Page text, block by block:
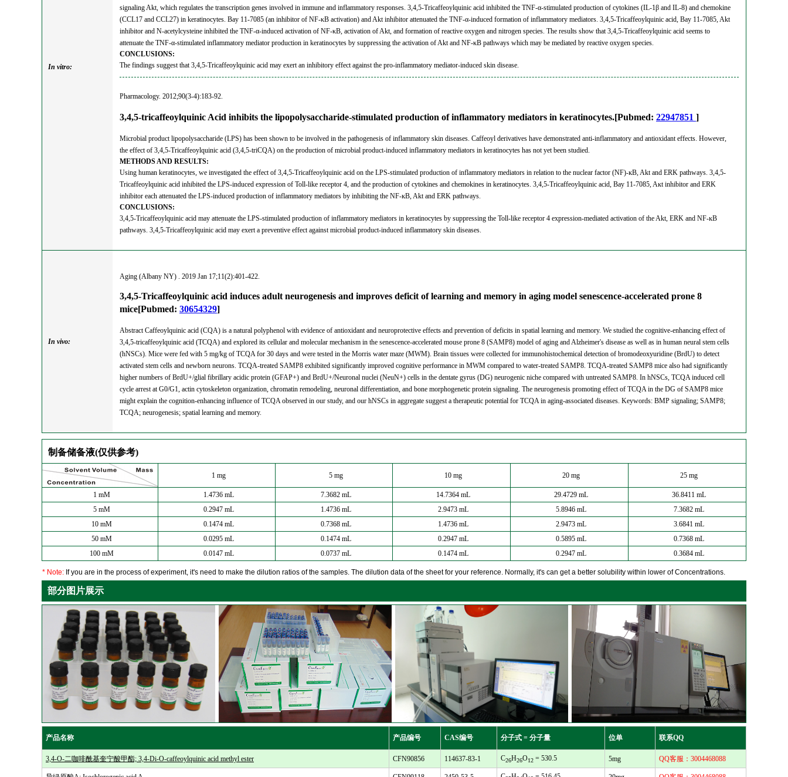
In vitro:
signaling Akt, which regulates the transcription genes involved in immune and inflammatory responses. 3,4,5-Tricaffeoylquinic acid inhibited the TNF-α-stimulated production of cytokines (IL-1β and IL-8) and chemokine
(CCL17 and CCL27) in keratinocytes. Bay 11-7085 (an inhibitor of NF-κB activation) and Akt inhibitor attenuated the TNF-α-induced formation of inflammatory mediators. 3,4,5-Tricaffeoylquinic acid, Bay 11-7085, Akt
inhibitor and N-acetylcysteine inhibited the TNF-α-induced activation of NF-κB, activation of Akt, and formation of reactive oxygen and nitrogen species. The results show that 3,4,5-Tricaffeoylquinic acid seems to
attenuate the TNF-α-stimulated inflammatory mediator production in keratinocytes by suppressing the activation of Akt and NF-κB pathways which may be mediated by reactive oxygen species.
CONCLUSIONS:
The findings suggest that 3,4,5-Tricaffeoylquinic acid may exert an inhibitory effect against the pro-inflammatory mediator-induced skin disease.
Pharmacology. 2012;90(3-4):183-92.
3,4,5-tricaffeoylquinic Acid inhibits the lipopolysaccharide-stimulated production of inflammatory mediators in keratinocytes.[Pubmed: 22947851 ]
Microbial product lipopolysaccharide (LPS) has been shown to be involved in the pathogenesis of inflammatory skin diseases. Caffeoyl derivatives have demonstrated anti-inflammatory and antioxidant effects. However,
the effect of 3,4,5-Tricaffeoylquinic acid (3,4,5-triCQA) on the production of microbial product-induced inflammatory mediators in keratinocytes has not yet been studied.
METHODS AND RESULTS:
Using human keratinocytes, we investigated the effect of 3,4,5-Tricaffeoylquinic acid on the LPS-stimulated production of inflammatory mediators in relation to the nuclear factor (NF)-ĸB, Akt and ERK pathways. 3,4,5-
Tricaffeoylquinic acid inhibited the LPS-induced expression of Toll-like receptor 4, and the production of cytokines and chemokines in keratinocytes. 3,4,5-Tricaffeoylquinic acid, Bay 11-7085, Aĸt inhibitor and ERK
inhibitor each attenuated the LPS-induced production of inflammatory mediators by inhibiting the NF-ĸB, Akt and ERK pathways.
CONCLUSIONS:
3,4,5-Tricaffeoylquinic acid may attenuate the LPS-stimulated production of inflammatory mediators in keratinocytes by suppressing the Toll-like receptor 4 expression-mediated activation of the Akt, ERK and NF-ĸB
pathways. 3,4,5-Tricaffeoylquinic acid may exert a preventive effect against microbial product-induced inflammatory skin diseases.
In vivo:
Aging (Albany NY) . 2019 Jan 17;11(2):401-422.
3,4,5-Tricaffeoylquinic acid induces adult neurogenesis and improves deficit of learning and memory in aging model senescence-accelerated prone 8
mice[Pubmed: 30654329]
Abstract Caffeoylquinic acid (CQA) is a natural polyphenol with evidence of antioxidant and neuroprotective effects and prevention of deficits in spatial learning and memory. We studied the cognitive-enhancing effect of
3,4,5-tricaffeoylquinic acid (TCQA) and explored its cellular and molecular mechanism in the senescence-accelerated mouse prone 8 (SAMP8) model of aging and Alzheimer's disease as well as in human neural stem cells
(hNSCs). Mice were fed with 5 mg/kg of TCQA for 30 days and were tested in the Morris water maze (MWM). Brain tissues were collected for immunohistochemical detection of bromodeoxyuridine (BrdU) to detect
activated stem cells and newborn neurons. TCQA-treated SAMP8 exhibited significantly improved cognitive performance in MWM compared to water-treated SAMP8. TCQA-treated SAMP8 mice also had significantly
higher numbers of BrdU+/glial fibrillary acidic protein (GFAP+) and BrdU+/Neuronal nuclei (NeuN+) cells in the dentate gyrus (DG) neurogenic niche compared with untreated SAMP8. In hNSCs, TCQA induced cell
cycle arrest at G0/G1, actin cytoskeleton organization, chromatin remodeling, neuronal differentiation, and bone morphogenetic protein signaling. The neurogenesis promoting effect of TCQA in the DG of SAMP8 mice
might explain the cognition-enhancing influence of TCQA observed in our study, and our hNSCs in aggregate suggest a therapeutic potential for TCQA in aging-associated diseases. Keywords: BMP signaling; SAMP8;
TCQA; neurogenesis; spatial learning and memory.
制备储备液(仅供参考)
1 mg 5 mg 10 mg 20 mg 25 mg
1 mM 1.4736 mL 7.3682 mL 14.7364 mL 29.4729 mL
36.8411 mL
5 mM
0.2947 mL 1.4736 mL 2.9473 mL 5.8946 mL
7.3682 mL
10 mM
0.1474 mL 0.7368 mL 1.4736 mL 2.9473 mL
3.6841 mL
50 mM
0.0295 mL 0.1474 mL 0.2947 mL 0.5895 mL
0.7368 mL
100 mM
0.0147 mL 0.0737 mL 0.1474 mL 0.2947 mL 0.3684 mL
* Note: If you are in the process of experiment, it's need to make the dilution ratios of the samples. The dilution data of the sheet for your reference. Normally, it's can get a better solubility within lower of Concentrations.
部分图片展示
产品名称 产品编号 CAS编号 分子式 = 分子量 位单 联系QQ
3,4-O-二咖啡酰基奎宁酸甲酯; 3,4-Di-O-caffeoylquinic acid methyl ester CFN90856 114637-83-1 C26H26O12 = 530.5 5mg QQ客服：3004468088